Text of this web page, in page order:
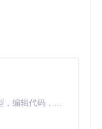
⚠️ 部分功能
📆 模糊时间
范围
Claude Code 的开源替代方案。连接任意大模型，编辑代码，运行命令，自动验证 — 全自动执行。用 Rust 构建，极致性能。 ｜ An open-source alternative to Claude Code. Connect any LLM, edit code, run commands, and verify changes — autonomously. Built in Rust for speed. Get Started